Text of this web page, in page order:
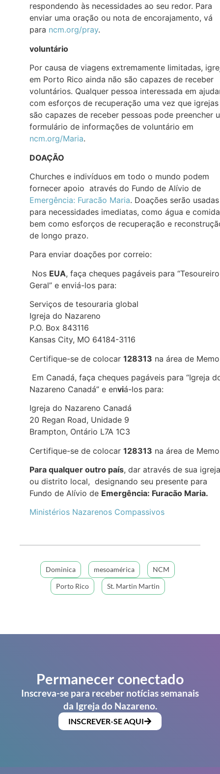
respondendo às necessidades ao seu redor. Para
enviar uma oração ou nota de encorajamento, vá
para ncm.org/pray.
voluntário
Por causa de viagens extremamente limitadas,
em Porto Rico ainda não são capazes de receber
voluntários. Qualquer pessoa interessada em
com esforços de recuperação uma vez que igrejas
são capazes de receber pessoas pode preencher
formulário de informações de voluntário em
ncm.org/Maria.
DOAÇÃO
Churches e indivíduos em todo o mundo podem
fornecer apoio através do Fundo de Alívio de
Emergência: Furacão Maria. Doações serão usadas
para necessidades imediatas, como água e
bem como esforços de recuperação e
de longo prazo.
Para enviar doações por correio:
Nos EUA, faça cheques pagáveis para “Tesoureiro
Geral” e enviá-los para:
Serviços de tesouraria global
Igreja do Nazareno
P.O. Box 843116
Kansas City, MO 64184-3116
Certifique-se de colocar 128313 na área de
Em Canadá, faça cheques pagáveis para “Igreja
Nazareno Canadá” e enviá-los para:
Igreja do Nazareno Canadá
20 Regan Road, Unidade 9
Brampton, Ontário L7A 1C3
Certifique-se de colocar 128313 na área de
Para qualquer outro país, dar através de sua igreja
ou distrito local, designando seu presente para
Fundo de Alívio de Emergência: Furacão Maria.
Ministérios Nazarenos Compassivos
Dominica mesoamérica
NCM
Porto Rico
St. Martin Martin
Permanecer conectado
Inscreva-se para receber notícias semanais
da Igreja do Nazareno.
INSCREVER-SE AQUI